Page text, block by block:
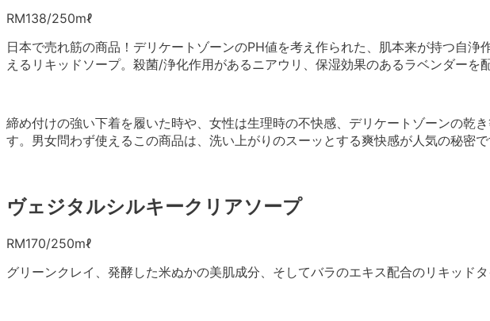
RM138/250mℓ
日本で売れ筋の商品！デリケートゾーンのPH値を考え作られた、肌本来が持つ自
えるリキッドソープ。殺菌/浄化作用があるニアウリ、保湿効果のあるラベンダーを配
締め付けの強い下着を履いた時や、女性は生理時の不快感、デリケートゾーンの乾
す。男女問わず使えるこの商品は、洗い上がりのスーッとする爽快感が人気の秘密で
ヴェジタルシルキークリアソープ
RM170/250mℓ
グリーンクレイ、発酵した米ぬかの美肌成分、そしてバラのエキス配合のリキッドタ